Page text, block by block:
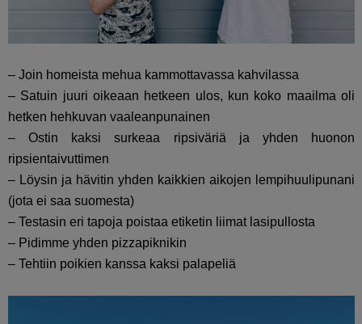
– Join homeista mehua kammottavassa kahvilassa
– Satuin juuri oikeaan hetkeen ulos, kun koko maailma oli
hetken hehkuvan vaaleanpunainen
– Ostin kaksi surkeaa ripsiväriä ja yhden huonon
ripsientaivuttimen
– Löysin ja hävitin yhden kaikkien aikojen lempihuulipunani
(jota ei saa suomesta)
– Testasin eri tapoja poistaa etiketin liimat lasipullosta
– Pidimme yhden pizzapiknikin
– Tehtiin poikien kanssa kaksi palapeliä